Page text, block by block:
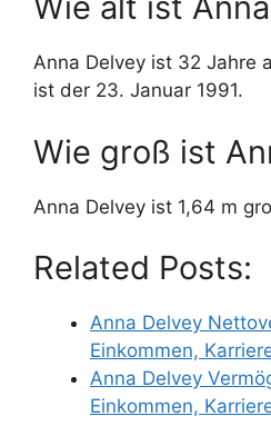
Anna Delvey ist 32 Jahre
ist der 23. Januar 1991.
Wie groß ist
Anna Delvey ist 1,64 m
Related Posts:
Anna Delvey
Einkommen,
Anna Delvey
Einkommen,